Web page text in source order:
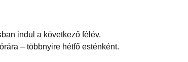
indul a következő félév.
– többnyire hétfő esténként.